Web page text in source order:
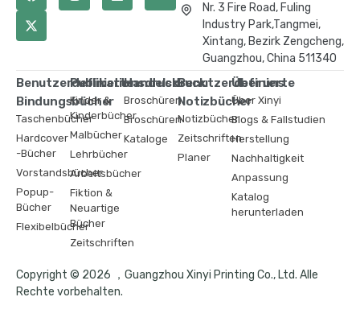
Nr. 3 Fire Road, Fuling
Industry Park,Tangmei,
Xintang, Bezirk Zengcheng,
Guangzhou, China 511340
Benutzerdefinierte
Bindungsbücher
Taschenbücher
Hardcover
-Bücher
Vorstandsbücher
Popup-
Bücher
Flexibelbücher
Publikationsdruck
Kinder &
Kinderbücher
Malbücher
Lehrbücher
Arbeitsbücher
Fiktion &
Neuartige
Bücher
Zeitschriften
Handelsdruck
Broschüren
Broschüren
Kataloge
Benutzerdefinierte
Notizbücher
Notizbücher
Zeitschriften
Planer
Über uns
Über Xinyi
Blogs & Fallstudien
Herstellung
Nachhaltigkeit
Anpassung
Katalog
herunterladen
Copyright © 2026 ，Guangzhou Xinyi Printing Co., Ltd. Alle
Rechte vorbehalten.